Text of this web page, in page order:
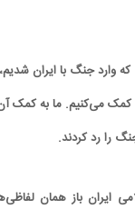
وارد جنگ با ایران
کمک می‌کنیم. ما به کمک
را رد کردند.
ایران باز همان